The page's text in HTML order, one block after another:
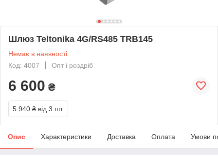
Шлюз Teltonika 4G/RS485 TRB145
Немає в наявності
Код: 4007
Опт і роздріб
6 600 ₴
5 940 ₴ від 3 шт.
Опис Характеристики Доставка Оплата Умови